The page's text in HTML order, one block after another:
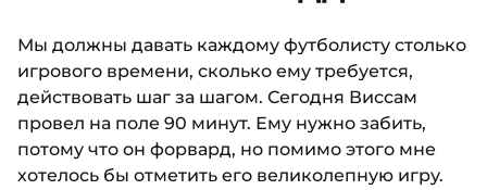
Мы должны давать каждому футболисту столько
игрового времени, сколько ему требуется,
действовать шаг за шагом. Сегодня Виссам
провел на поле 90 минут. Ему нужно забить,
потому что он форвард, но помимо этого мне
хотелось бы отметить его великолепную игру.